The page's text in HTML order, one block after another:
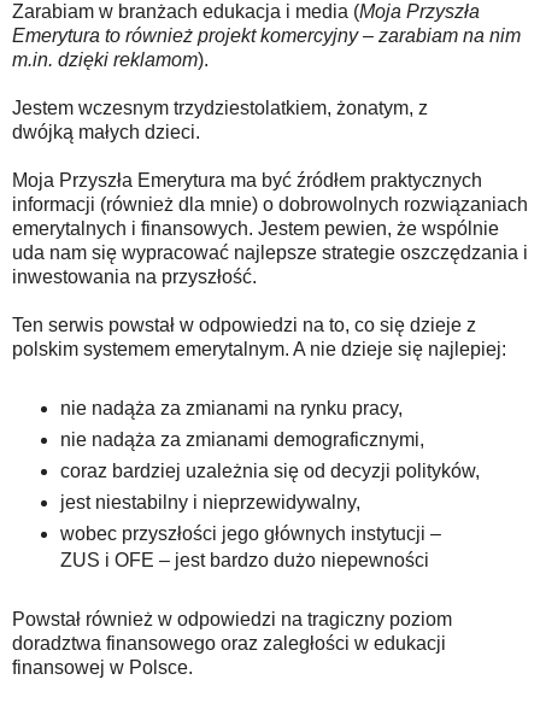
Zarabiam w branżach edukacja i media (Moja Przyszła
Emerytura to również projekt komercyjny – zarabiam na nim
m.in. dzięki reklamom).
Jestem wczesnym trzydziestolatkiem, żonatym, z
dwójką małych dzieci.
Moja Przyszła Emerytura ma być źródłem praktycznych
informacji (również dla mnie) o dobrowolnych rozwiązaniach
emerytalnych i finansowych. Jestem pewien, że wspólnie
uda nam się wypracować najlepsze strategie oszczędzania i
inwestowania na przyszłość.
Ten serwis powstał w odpowiedzi na to, co się dzieje z
polskim systemem emerytalnym. A nie dzieje się najlepiej:
nie nadąża za zmianami na rynku pracy,
nie nadąża za zmianami demograficznymi,
coraz bardziej uzależnia się od decyzji polityków,
jest niestabilny i nieprzewidywalny,
wobec przyszłości jego głównych instytucji –
ZUS i OFE – jest bardzo dużo niepewności
Powstał również w odpowiedzi na tragiczny poziom
doradztwa finansowego oraz zaległości w edukacji
finansowej w Polsce.